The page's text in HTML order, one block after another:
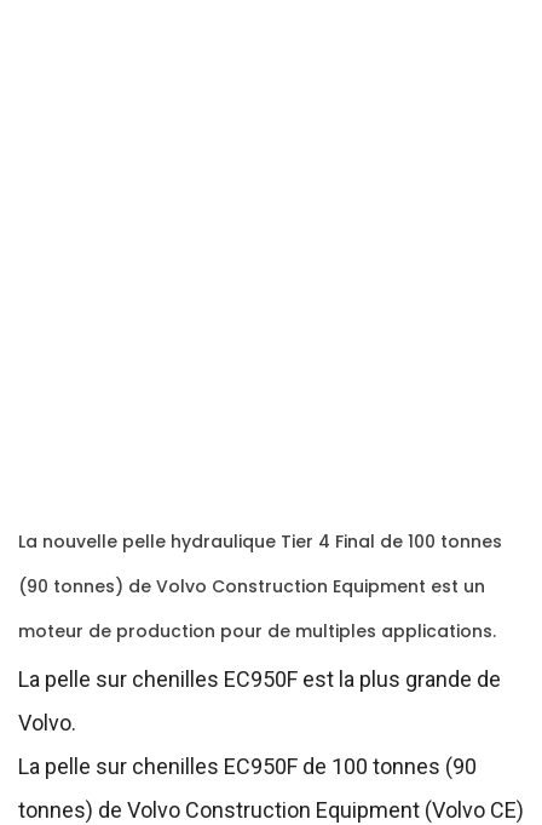
La nouvelle pelle hydraulique Tier 4 Final de 100 tonnes
(90 tonnes) de Volvo Construction Equipment est un
moteur de production pour de multiples applications.
La pelle sur chenilles EC950F est la plus grande de
Volvo.
La pelle sur chenilles EC950F de 100 tonnes (90
tonnes) de Volvo Construction Equipment (Volvo CE)